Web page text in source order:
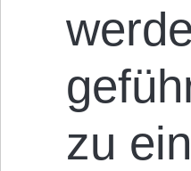
zu